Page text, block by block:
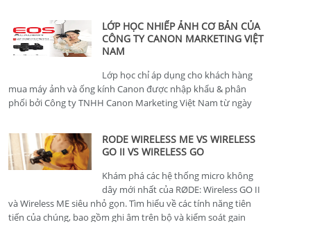
LỚP HỌC NHIẾP ẢNH CƠ BẢN CỦA
CÔNG TY CANON MARKETING VIỆT
NAM
Lớp học chỉ áp dụng cho khách hàng
mua máy ảnh và ống kính Canon được nhập khẩu & phân
phối bởi Công ty TNHH Canon Marketing Việt Nam từ ngày
RODE WIRELESS ME VS WIRELESS
GO II VS WIRELESS GO
Khám phá các hệ thống micro không
dây mới nhất của RØDE: Wireless GO II
và Wireless ME siêu nhỏ gọn. Tìm hiểu về các tính năng tiên
tiến của chúng, bao gồm ghi âm trên bộ và kiểm soát gain